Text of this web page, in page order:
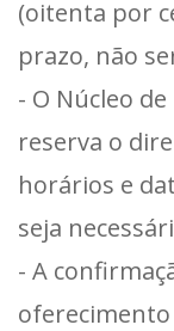
(oitenta por
prazo, não
- O Núcleo
reserva o
horários e
seja
- A